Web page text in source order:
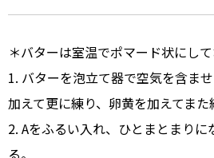
＊バターは室温でポマード状にして
1. バターを泡立て器で空気を含ま
加えて更に練り、卵黄を加えてまた
2. Aをふるい入れ、ひとまとまり